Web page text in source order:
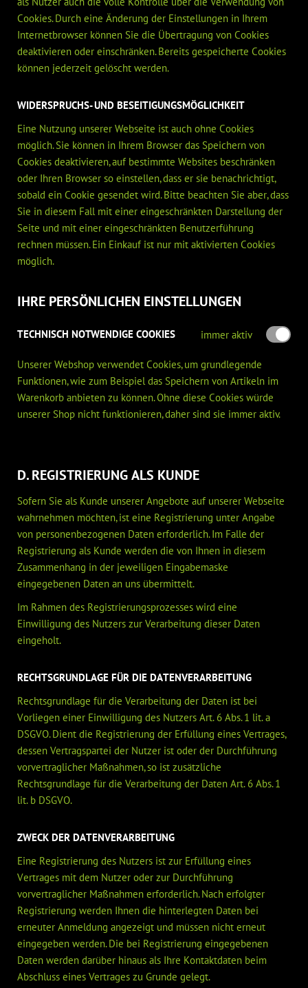
Cookies. Durch eine Änderung der Einstellungen in Ihrem
Internetbrowser können Sie die Übertragung von Cookies
deaktivieren oder einschränken. Bereits gespeicherte Cookies
können jederzeit gelöscht werden.
WIDERSPRUCHS- UND BESEITIGUNGSMÖGLICHKEIT
Eine Nutzung unserer Webseite ist auch ohne Cookies
möglich. Sie können in Ihrem Browser das Speichern von
Cookies deaktivieren, auf bestimmte Websites beschränken
oder Ihren Browser so einstellen, dass er sie benachrichtigt,
sobald ein Cookie gesendet wird. Bitte beachten Sie aber, dass
Sie in diesem Fall mit einer eingeschränkten Darstellung der
Seite und mit einer eingeschränkten Benutzerführung
rechnen müssen. Ein Einkauf ist nur mit aktivierten Cookies
möglich.
IHRE PERSÖNLICHEN EINSTELLUNGEN
TECHNISCH NOTWENDIGE COOKIES immer aktiv
Unserer Webshop verwendet Cookies, um grundlegende
Funktionen, wie zum Beispiel das Speichern von Artikeln im
Warenkorb anbieten zu können. Ohne diese Cookies würde
unserer Shop nicht funktionieren, daher sind sie immer aktiv.
D. REGISTRIERUNG ALS KUNDE
Sofern Sie als Kunde unserer Angebote auf unserer Webseite
wahrnehmen möchten, ist eine Registrierung unter Angabe
von personenbezogenen Daten erforderlich. Im Falle der
Registrierung als Kunde werden die von Ihnen in diesem
Zusammenhang in der jeweiligen Eingabemaske
eingegebenen Daten an uns übermittelt.
Im Rahmen des Registrierungsprozesses wird eine
Einwilligung des Nutzers zur Verarbeitung dieser Daten
eingeholt.
RECHTSGRUNDLAGE FÜR DIE DATENVERARBEITUNG
Rechtsgrundlage für die Verarbeitung der Daten ist bei
Vorliegen einer Einwilligung des Nutzers Art. 6 Abs. 1 lit. a
DSGVO. Dient die Registrierung der Erfüllung eines Vertrages,
dessen Vertragspartei der Nutzer ist oder der Durchführung
vorvertraglicher Maßnahmen, so ist zusätzliche
Rechtsgrundlage für die Verarbeitung der Daten Art. 6 Abs. 1
lit. b DSGVO.
ZWECK DER DATENVERARBEITUNG
Eine Registrierung des Nutzers ist zur Erfüllung eines
Vertrages mit dem Nutzer oder zur Durchführung
vorvertraglicher Maßnahmen erforderlich. Nach erfolgter
Registrierung werden Ihnen die hinterlegten Daten bei
erneuter Anmeldung angezeigt und müssen nicht erneut
eingegeben werden. Die bei Registrierung eingegebenen
Daten werden darüber hinaus als Ihre Kontaktdaten beim
Abschluss eines Vertrages zu Grunde gelegt.